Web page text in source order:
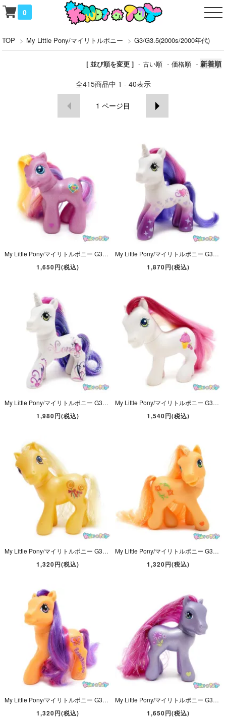
0
TOP > My Little Pony/マイリトルポニー > G3/G3.5(2000s/2000年代)
[ 並び順を変更 ] - 古い順 - 価格順 - 新着順
全415商品中 1 - 40表示
1 ページ目
My Little Pony/マイリトルポニー G3・Pink Sunsparkle/ピンクサンスパークル・Baby/ベビー・ミニサイズ・ピンクパープル・ハート・2002年
1,650円(税込)
My Little Pony/マイリトルポニー G3・Sweetie Belle/スウィーティーベル・ホワイト・ユニコーン・バレンタイン・2007年
1,870円(税込)
My Little Pony/マイリトルポニー G3・Sweetie Belle/スウィーティーベル・ホワイト・ユニコーン・25th Birthday・2007年
1,980円(税込)
My Little Pony/マイリトルポニー G3・Strawberry Surprise/ストロベリーサプライズ・ホワイト・イチゴとアイスクリーム・2006年
1,540円(税込)
My Little Pony/マイリトルポニー G3・Butterscotc/バタースコッチ・イエロー・ロリポップ・2002年
1,320円(税込)
My Little Pony/マイリトルポニー G3・Sunset Sweety/サンセットスウィーティー・オレンジ・フラワー・2002年
1,320円(税込)
My Little Pony/マイリトルポニー G3・Scootaloo/スクータルー・オレンジ・バタフライ/蝶々・2007年
1,320円(税込)
My Little Pony/マイリトルポニー G3・Petal Blossom/ペタルブロッサム・パープル・フラワー・ロングヘア・2002年
1,650円(税込)